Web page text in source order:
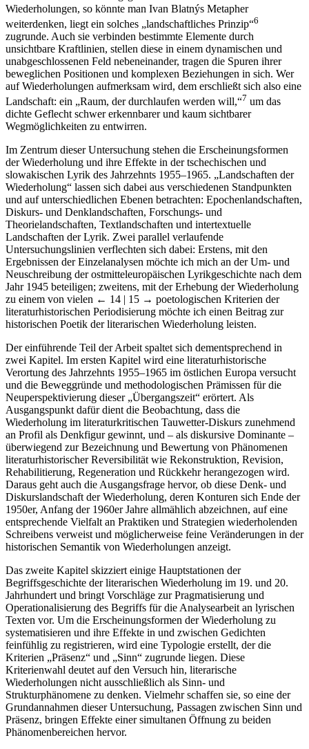
Wiederholungen, so könnte man Ivan Blatnýs Metapher
weiterdenken, liegt ein solches „landschaftliches Prinzip“6
zugrunde. Auch sie verbinden bestimmte Elemente durch
unsichtbare Kraftlinien, stellen diese in einem dynamischen und
unabgeschlossenen Feld nebeneinander, tragen die Spuren ihrer
beweglichen Positionen und komplexen Beziehungen in sich. Wer
auf Wiederholungen aufmerksam wird, dem erschließt sich also eine
Landschaft: ein „Raum, der durchlaufen werden will,“7 um das
dichte Geflecht schwer erkennbarer und kaum sichtbarer
Wegmöglichkeiten zu entwirren.
Im Zentrum dieser Untersuchung stehen die Erscheinungsformen
der Wiederholung und ihre Effekte in der tschechischen und
slowakischen Lyrik des Jahrzehnts 1955–1965. „Landschaften der
Wiederholung“ lassen sich dabei aus verschiedenen Standpunkten
und auf unterschiedlichen Ebenen betrachten: Epochenlandschaften,
Diskurs- und Denklandschaften, Forschungs- und
Theorielandschaften, Textlandschaften und intertextuelle
Landschaften der Lyrik. Zwei parallel verlaufende
Untersuchungslinien verflechten sich dabei: Erstens, mit den
Ergebnissen der Einzelanalysen möchte ich mich an der Um- und
Neuschreibung der ostmitteleuropäischen Lyrikgeschichte nach dem
Jahr 1945 beteiligen; zweitens, mit der Erhebung der Wiederholung
zu einem von vielen ← 14 | 15 → poetologischen Kriterien der
literaturhistorischen Periodisierung möchte ich einen Beitrag zur
historischen Poetik der literarischen Wiederholung leisten.
Der einführende Teil der Arbeit spaltet sich dementsprechend in
zwei Kapitel. Im ersten Kapitel wird eine literaturhistorische
Verortung des Jahrzehnts 1955–1965 im östlichen Europa versucht
und die Beweggründe und methodologischen Prämissen für die
Neuperspektivierung dieser „Übergangszeit“ erörtert. Als
Ausgangspunkt dafür dient die Beobachtung, dass die
Wiederholung im literaturkritischen Tauwetter-Diskurs zunehmend
an Profil als Denkfigur gewinnt, und – als diskursive Dominante –
überwiegend zur Bezeichnung und Bewertung von Phänomenen
literaturhistorischer Reversibilität wie Rekonstruktion, Revision,
Rehabilitierung, Regeneration und Rückkehr herangezogen wird.
Daraus geht auch die Ausgangsfrage hervor, ob diese Denk- und
Diskurslandschaft der Wiederholung, deren Konturen sich Ende der
1950er, Anfang der 1960er Jahre allmählich abzeichnen, auf eine
entsprechende Vielfalt an Praktiken und Strategien wiederholenden
Schreibens verweist und möglicherweise feine Veränderungen in der
historischen Semantik von Wiederholungen anzeigt.
Das zweite Kapitel skizziert einige Hauptstationen der
Begriffsgeschichte der literarischen Wiederholung im 19. und 20.
Jahrhundert und bringt Vorschläge zur Pragmatisierung und
Operationalisierung des Begriffs für die Analysearbeit an lyrischen
Texten vor. Um die Erscheinungsformen der Wiederholung zu
systematisieren und ihre Effekte in und zwischen Gedichten
feinfühlig zu registrieren, wird eine Typologie erstellt, der die
Kriterien „Präsenz“ und „Sinn“ zugrunde liegen. Diese
Kriterienwahl deutet auf den Versuch hin, literarische
Wiederholungen nicht ausschließlich als Sinn- und
Strukturphänomene zu denken. Vielmehr schaffen sie, so eine der
Grundannahmen dieser Untersuchung, Passagen zwischen Sinn und
Präsenz, bringen Effekte einer simultanen Öffnung zu beiden
Phänomenbereichen hervor.